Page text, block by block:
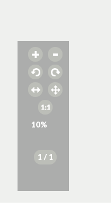
10%
1 / 1